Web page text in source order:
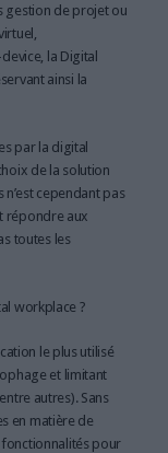
gestion de projet ou
la Digital
ainsi la
par la digital
de la solution
cependant pas
répondre aux
toutes les
workplace ?
le plus utilisé
et limitant
autres). Sans
en matière de
fonctionnalités pour